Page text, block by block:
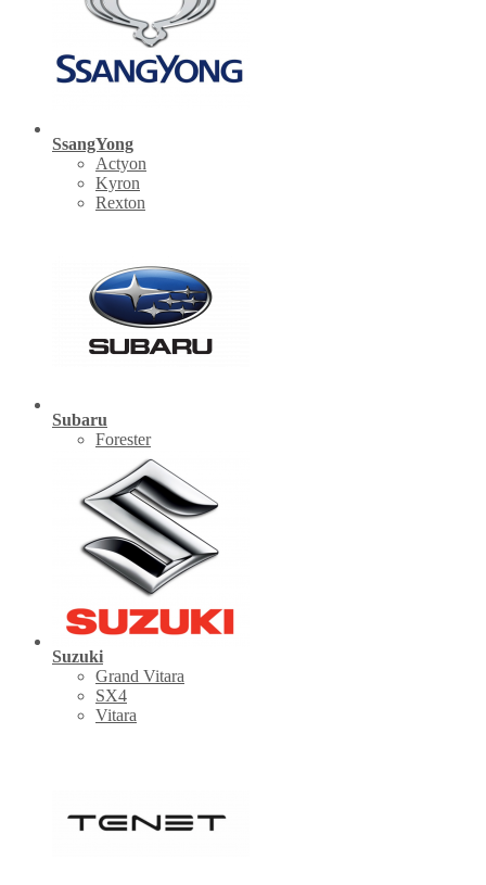
SsangYong
Actyon
Kyron
Rexton
Subaru
Forester
Suzuki
Grand Vitara
SX4
Vitara